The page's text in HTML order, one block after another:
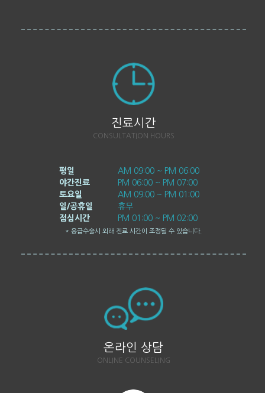
진료시간
CONSULTATION HOURS
평일
AM 09:00 ~ PM 06:00
야간진료
PM 06:00 ~ PM 07:00
토요일
AM 09:00 ~ PM 01:00
일/공휴일
휴무
점심시간
PM 01:00 ~ PM 02:00
* 응급수술시 외래 진료 시간이 조정될 수 있습니다.
온라인 상담
ONLINE COUNSELING